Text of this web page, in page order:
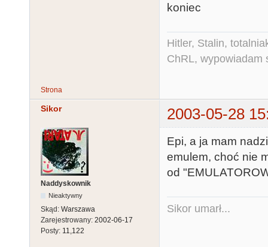
koniec
Hitler, Stalin,
ChRL, wypowiadam
Strona
Sikor 2003-05-28
Naddyskownik
Nieaktywny
Skąd: Warszawa
Zarejestrowany: 2002-06-17
Posty: 11,122
Epi, a ja mam
emulem, choć nie
od
Sikor umarł...